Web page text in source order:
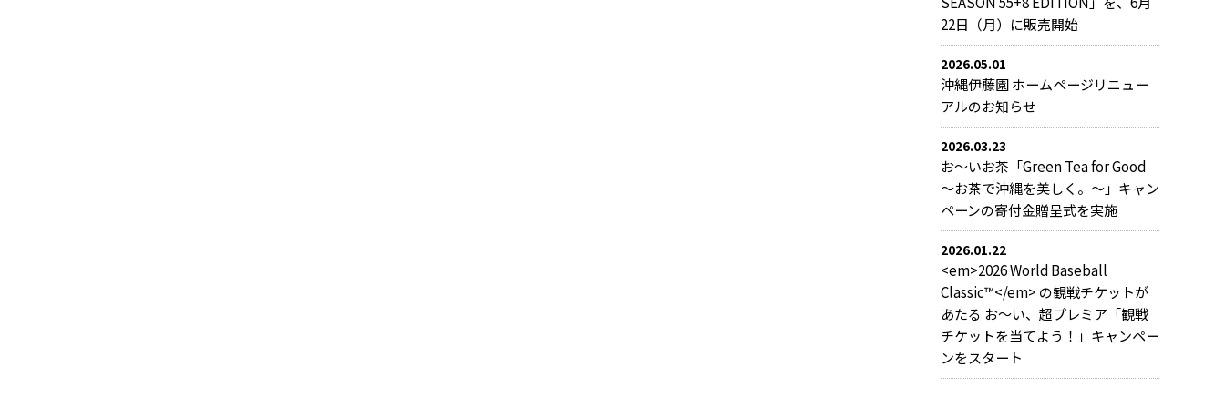
22日（月）に販売開始
2026.05.01
沖縄伊藤園 ホームページリニュー
アルのお知らせ
2026.03.23
お～いお茶「Green Tea for Good
～お茶で沖縄を美しく。～」キャン
ペーンの寄付金贈呈式を実施
2026.01.22
<em>2026 World Baseball
Classic™</em> の観戦チケットが
あたる お～い、超プレミア「観戦
チケットを当てよう！」キャンペー
ンをスタート